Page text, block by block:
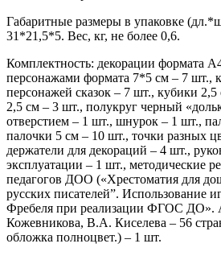
Габаритные размеры в упаковке
31*21,5*5. Вес, кг, не более 0,6.
Комплектность: декорации формата
персонажами формата 7*5 см – 7 шт.,
персонажей сказок – 7 шт., кубики
2,5 см – 3 шт., полукруг черный
отверстием – 1 шт., шнурок – 1 шт.,
палочки 5 см – 10 шт., точки разных
держатели для декораций – 4 шт.,
эксплуатации – 1 шт., методические
педагогов ДОО («Хрестоматия для
русских писателей”. Использование
Фребеля при реализации ФГОС ДО».
Кожевникова, В.А. Киселева – 56
обложка полноцвет.) – 1 шт.